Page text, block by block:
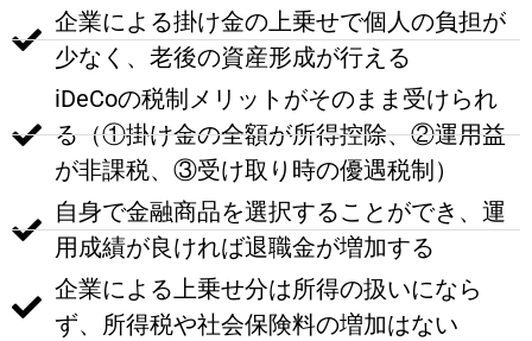
企業による掛け金の上乗せで個人の負担が
少なく、老後の資産形成が行える
iDeCoの税制メリットがそのまま受けられ
る（①掛け金の全額が所得控除、②運用益
が非課税、③受け取り時の優遇税制）
自身で金融商品を選択することができ、運
用成績が良ければ退職金が増加する
企業による上乗せ分は所得の扱いになら
ず、所得税や社会保険料の増加はない